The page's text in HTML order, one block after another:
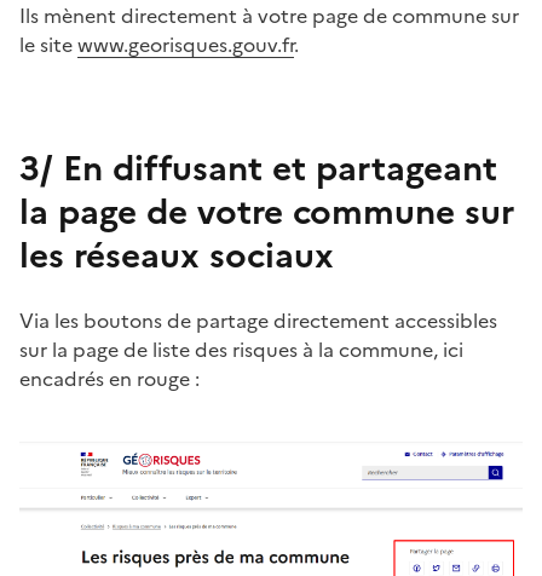
Ils mènent directement à votre page de commune sur
le sitewww.georisques.gouv.fr.
3/ En diffusant et partageant
la page de votre commune sur
les réseaux sociaux
Via les boutons de partage directement accessibles
sur la page de liste des risques à la commune, ici
encadrés en rouge :